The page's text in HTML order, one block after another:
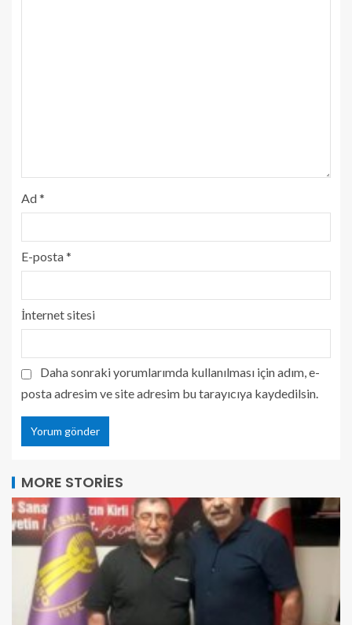
Ad*
E-posta*
İnternet sitesi
Daha sonraki yorumlarımda kullanılması için adım, e-
posta adresim ve site adresim bu tarayıcıya kaydedilsin.
MORE STORIES